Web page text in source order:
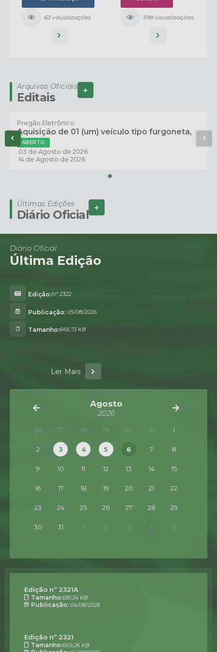
63 visualizações 398 visualizações
Editais
Arquivos Oficiais Ver Mais
Pregão Eletrônico
Aquisição de 01 (um) veículo tipo furgoneta,
adaptado para ambulância tipo...
ABERTO
03 de Agosto de 2026
14 de Agosto de 2026
Diário Oficial
Últimas Edições Ver Mais
Agosto
2026
26 27 28 29 30 31 1
2 3 4 5 6 7 8
9 10 11 12 13 14 15
16 17 18 19 20 21 22
23 24 25 26 27 28 29
30 31 1 2 3 4 5
2322
666,73 KB
05/08/2026
Edição nº 2321A
681,34 KB
04/08/2026
Edição nº 2321
669,26 KB